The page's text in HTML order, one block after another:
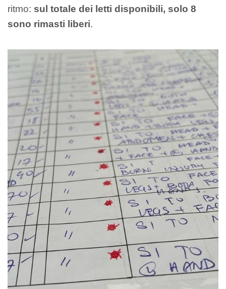
ritmo: sul totale dei letti disponibili, solo 8
sono rimasti liberi.